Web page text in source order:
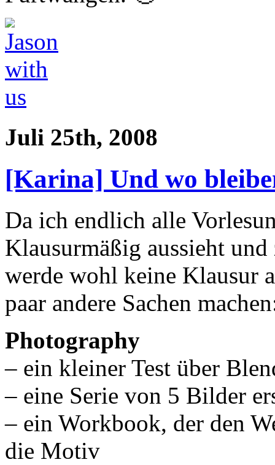
Juli 25th, 2008
[Karina] Und wo
Da ich endlich alle
Klausurmäßig aussieht
werde wohl keine Klausur
paar andere Sachen
Photography
– ein kleiner Test über
– eine Serie von 5 Bilder
– ein Workbook, der den
die Motiv